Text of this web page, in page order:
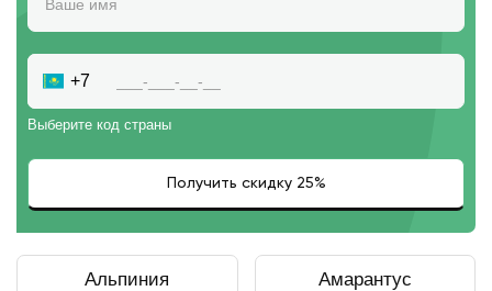
+7
Выберите код страны
Альпиния Амарантус